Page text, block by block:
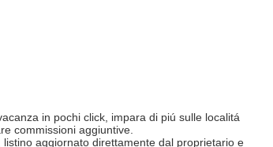
in pochi click, impara di piú sulle localitá
commissioni aggiuntive.
, listino aggiornato direttamente dal proprietario e